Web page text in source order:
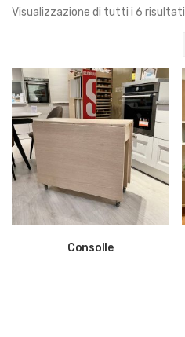
Visualizzazione di tutti i 6 risultati
Consolle